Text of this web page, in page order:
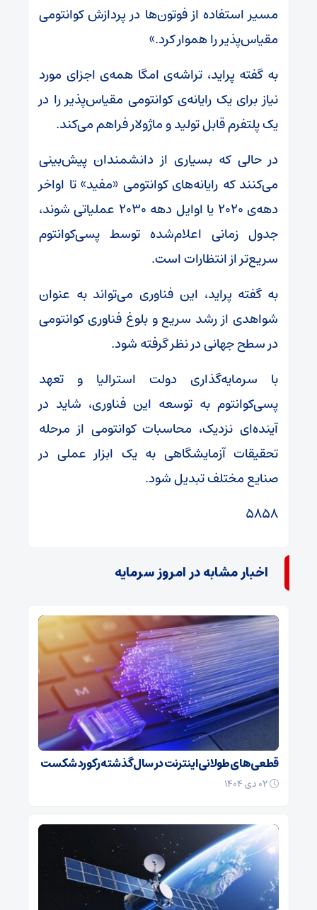
مسیر استفاده از فوتون‌ها در پردازش کوانتومی
مقیاس‌پذیر را هموار کرد.»
به گفته‌ پراید، تراشه‌ی امگا همه‌ی اجزای مورد
نیاز برای یک رایانه‌ی کوانتومی مقیاس‌پذیر را در
یک پلتفرم قابل تولید و ماژولار فراهم می‌کند.
در حالی که بسیاری از دانشمندان پیش‌بینی
می‌کنند که رایانه‌های کوانتومی «مفید» تا اواخر
دهه‌ی ۲۰۲۰ یا اوایل دهه‌ ۲۰۳۰ عملیاتی شوند،
جدول زمانی اعلام‌شده توسط پسی‌کوانتوم
سریع‌تر از انتظارات است.
به گفته‌ پراید، این فناوری می‌تواند به عنوان
شواهدی از رشد سریع و بلوغ فناوری کوانتومی
در سطح جهانی در نظر گرفته شود.
با سرمایه‌گذاری دولت استرالیا و تعهد
پسی‌کوانتوم به توسعه‌ این فناوری، شاید در
آینده‌ای نزدیک، محاسبات کوانتومی از مرحله‌
تحقیقات آزمایشگاهی به یک ابزار عملی در
صنایع مختلف تبدیل شود.
۵۸۵۸
اخبار مشابه در امروز سرمایه
قطعی‌های طولانی اینترنت در سال گذشته رکورد شکست